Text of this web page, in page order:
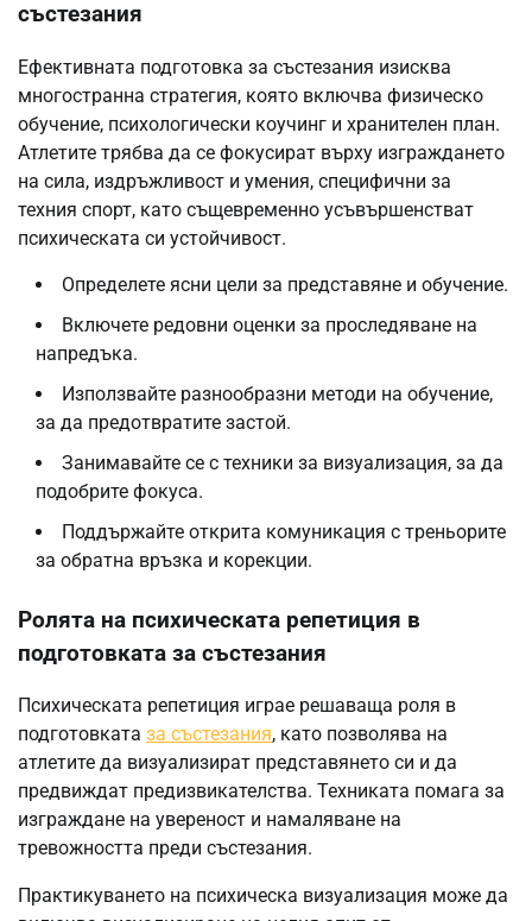
състезания
Ефективната подготовка за състезания изисква
многостранна стратегия, която включва физическо
обучение, психологически коучинг и хранителен план.
Атлетите трябва да се фокусират върху изграждането
на сила, издръжливост и умения, специфични за
техния спорт, като същевременно усъвършенстват
психическата си устойчивост.
Определете ясни цели за представяне и обучение.
Включете редовни оценки за проследяване на
напредъка.
Използвайте разнообразни методи на обучение,
за да предотвратите застой.
Занимавайте се с техники за визуализация, за да
подобрите фокуса.
Поддържайте открита комуникация с треньорите
за обратна връзка и корекции.
Ролята на психическата репетиция в
подготовката за състезания
Психическата репетиция играе решаваща роля в
подготовката за състезания, като позволява на
атлетите да визуализират представянето си и да
предвиждат предизвикателства. Техниката помага за
изграждане на увереност и намаляване на
тревожността преди състезания.
Практикуването на психическа визуализация може да